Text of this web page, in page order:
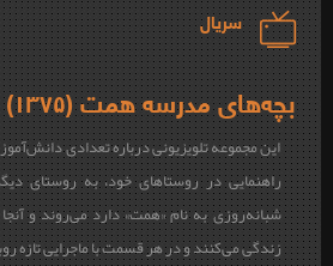
سریال
بچه‌های مدرسه همت (۱۳۷۵)
این مجموعه تلویزیونی درباره تعدادی
راهنمایی در روستاهای خود، به روستای
شبانه‌روزی به نام «همت» دارد می‌روند و
زندگی می‌کنند و در هر قسمت با ماجرایی تازه